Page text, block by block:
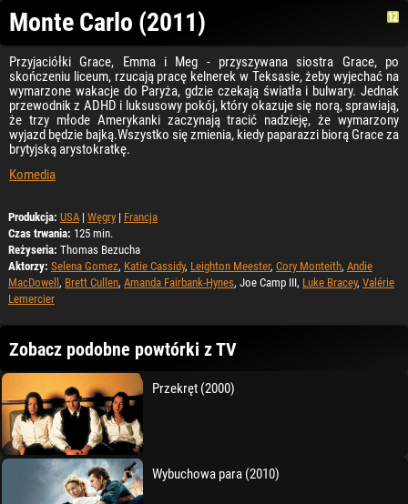
Monte Carlo (2011)
Przyjaciółki Grace, Emma i Meg - przyszywana siostra Grace, po
skończeniu liceum, rzucają pracę kelnerek w Teksasie, żeby wyjechać na
wymarzone wakacje do Paryża, gdzie czekają światła i bulwary. Jednak
przewodnik z ADHD i luksusowy pokój, który okazuje się norą, sprawiają,
że trzy młode Amerykanki zaczynają tracić nadzieję, że wymarzony
wyjazd będzie bajką.Wszystko się zmienia, kiedy paparazzi biorą Grace za
brytyjską arystokratkę.
Komedia
Produkcja: USA | Węgry | Francja
Czas trwania: 125 min.
Reżyseria: Thomas Bezucha
Aktorzy: Selena Gomez, Katie Cassidy, Leighton Meester, Cory Monteith, Andie
MacDowell , Brett Cullen, Amanda Fairbank-Hynes, Joe Camp III, Luke Bracey, Valérie
Lemercier
Zobacz podobne powtórki z TV
Przekręt (2000)
Wybuchowa para (2010)